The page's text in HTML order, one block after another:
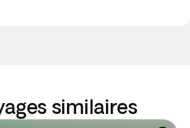
similaires